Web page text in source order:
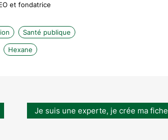
et fondatrice
Santé publique
Hexane
Je suis une experte, je crée ma fiche